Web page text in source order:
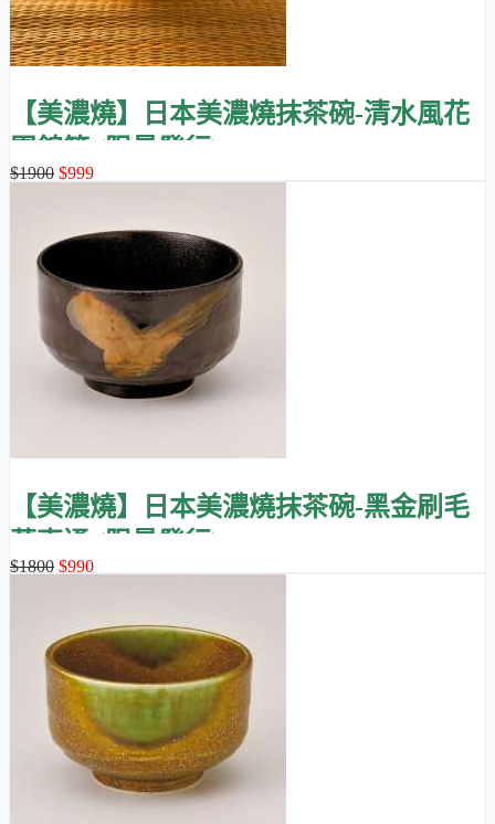
【美濃燒】日本美濃燒抹茶碗-清水風花
團錦簇 (限量發行)
$1900 $999
【美濃燒】日本美濃燒抹茶碗-黑金刷毛
萬事通 (限量發行)
$1800 $990